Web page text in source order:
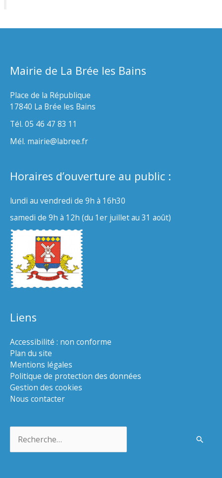
Mairie de La Brée les Bains
Place de la République
17840 La Brée les Bains
Tél. 05 46 47 83 11
Mél. mairie@labree.fr
Horaires d’ouverture au public :
lundi au vendredi de 9h à 16h30
samedi de 9h à 12h (du 1er juillet au 31 août)
Liens
Accessibilité : non conforme
Plan du site
Mentions légales
Politique de protection des données
Gestion des cookies
Nous contacter